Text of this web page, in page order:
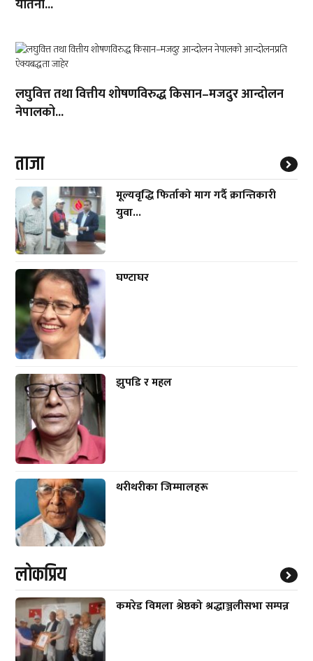
यातना...
लघुवित्त तथा वित्तीय शोषणविरुद्ध किसान–मजदुर आन्दोलन
नेपालको...
ताजा
मूल्यवृद्धि फिर्ताको माग गर्दै क्रान्तिकारी
युवा...
घण्टाघर
झुपडि र महल
थरीथरीका जिम्मालहरू
लाेकप्रिय
कमरेड विमला श्रेष्ठको श्रद्धाञ्जलीसभा सम्पन्न